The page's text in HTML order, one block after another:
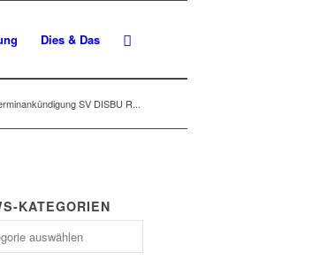
Dies & Das
SV DISBU R...
KATEGORIEN